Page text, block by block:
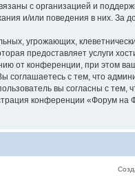
с организацией и
и/или поведения в них.
угрожающих,
предоставляет услуги
от конференции, при этом
соглашаетесь с тем, что
вы согласны с
конференции «Форум на